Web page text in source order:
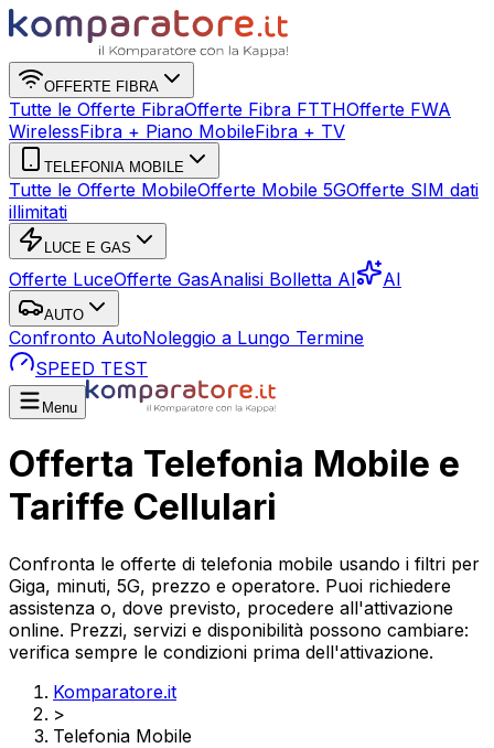
OFFERTE FIBRA
Tutte le Offerte FibraOfferte Fibra FTTHOfferte FWA
WirelessFibra + Piano MobileFibra + TV
TELEFONIA MOBILE
Tutte le Offerte MobileOfferte Mobile 5GOfferte SIM dati
illimitati
LUCE E GAS
Offerte LuceOfferte GasAnalisi Bolletta AI AI
AUTO
Confronto AutoNoleggio a Lungo Termine
SPEED TEST
Menu
Offerta Telefonia Mobile e
Tariffe Cellulari
Confronta le offerte di telefonia mobile usando i filtri per
Giga, minuti, 5G, prezzo e operatore. Puoi richiedere
assistenza o, dove previsto, procedere all'attivazione
online. Prezzi, servizi e disponibilità possono cambiare:
verifica sempre le condizioni prima dell'attivazione.
Komparatore.it
>
Telefonia Mobile